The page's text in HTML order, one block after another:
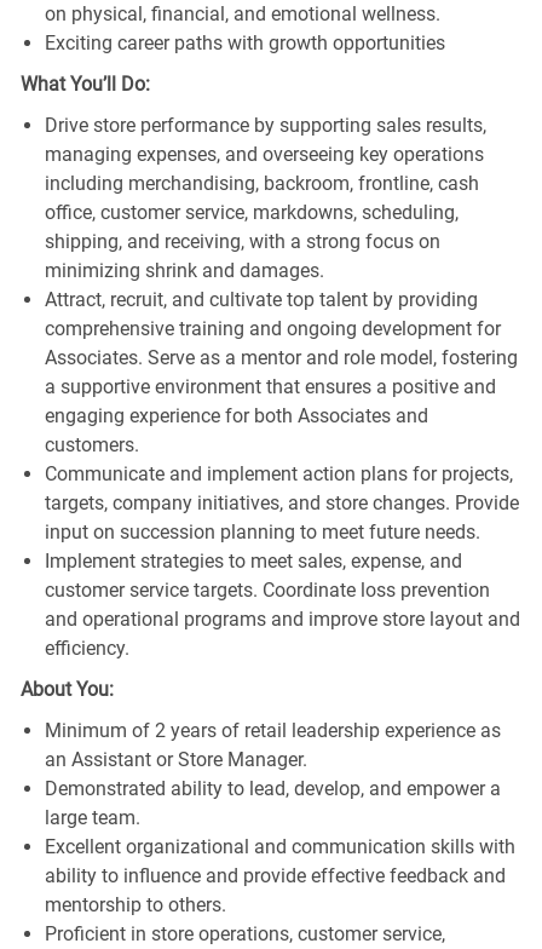
on physical, financial, and emotional wellness.
Exciting career paths with growth opportunities
What You’ll Do:
Drive store performance by supporting sales results,
managing expenses, and overseeing key operations
including merchandising, backroom, frontline, cash
office, customer service, markdowns, scheduling,
shipping, and receiving, with a strong focus on
minimizing shrink and damages.
Attract, recruit, and cultivate top talent by providing
comprehensive training and ongoing development for
Associates. Serve as a mentor and role model, fostering
a supportive environment that ensures a positive and
engaging experience for both Associates and
customers.
Communicate and implement action plans for projects,
targets, company initiatives, and store changes. Provide
input on succession planning to meet future needs.
Implement strategies to meet sales, expense, and
customer service targets. Coordinate loss prevention
and operational programs and improve store layout and
efficiency.
About You:
Minimum of 2 years of retail leadership experience as
an Assistant or Store Manager.
Demonstrated ability to lead, develop, and empower a
large team.
Excellent organizational and communication skills with
ability to influence and provide effective feedback and
mentorship to others.
Proficient in store operations, customer service,